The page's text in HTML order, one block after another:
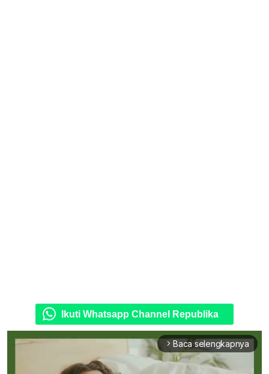
Ikuti Whatsapp Channel Republika
arrow_forward_ios Baca selengkapnya